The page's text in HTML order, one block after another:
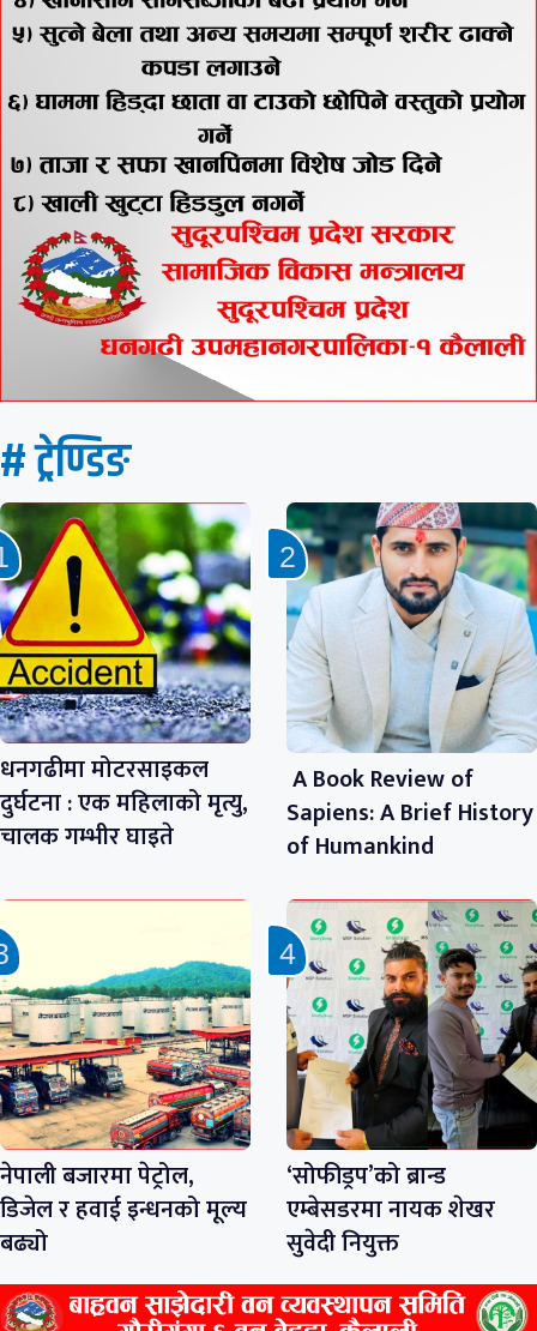
# ट्रेण्डिङ
धनगढीमा मोटरसाइकल
दुर्घटना : एक महिलाको मृत्यु,
चालक गम्भीर घाइते
A Book Review of
Sapiens: A Brief History
of Humankind
नेपाली बजारमा पेट्रोल,
डिजेल र हवाई इन्धनको मूल्य
बढ्यो
‘सोफीड्रप’को ब्रान्ड
एम्बेसडरमा नायक शेखर
सुवेदी नियुक्त